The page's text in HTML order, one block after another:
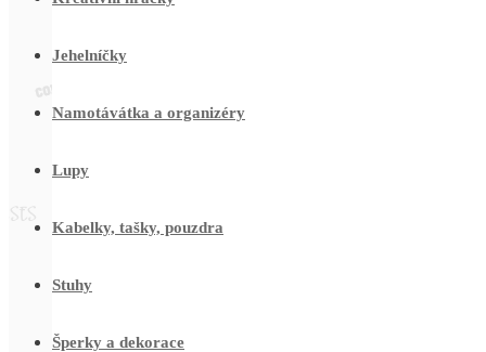
Jehelníčky
Namotávátka a organizéry
Lupy
Kabelky, tašky, pouzdra
Stuhy
Šperky a dekorace